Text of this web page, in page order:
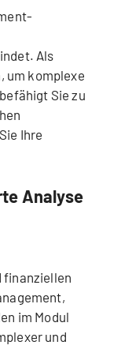
Als
um komplexe
Sie zu
Ihre
Analyse
finanziellen
im Modul
und